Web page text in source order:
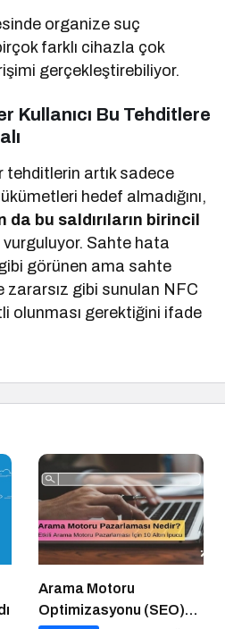
organize suç
farklı cihazla çok
gerçekleştirebiliyor.
Kullanıcı Bu Tehditlere
tehditlerin artık sadece
hedef almadığını,
da bu saldırıların birincil
vurguluyor. Sahte hata
görünen ama sahte
gibi sunulan NFC
olunması gerektiğini ifade
Arama Motoru
Optimizasyonu (SEO)